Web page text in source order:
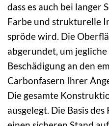
dass es auch bei langer
Farbe und strukturelle
spröde wird. Die
abgerundet, um
Beschädigung an den
Carbonfasern Ihrer
Die gesamte
ausgelegt. Die Basis